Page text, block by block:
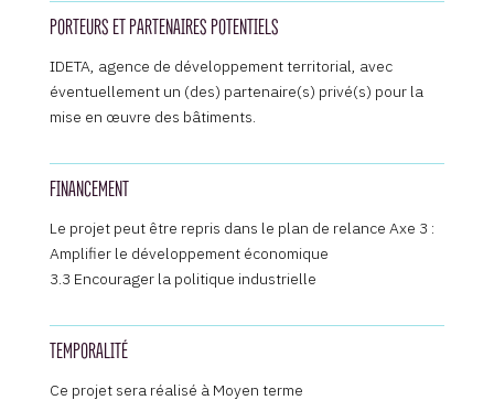
PORTEURS ET PARTENAIRES POTENTIELS
IDETA, agence de développement territorial, avec
éventuellement un (des) partenaire(s) privé(s) pour la
mise en œuvre des bâtiments.
FINANCEMENT
Le projet peut être repris dans le plan de relance Axe 3 :
Amplifier le développement économique
3.3 Encourager la politique industrielle
TEMPORALITÉ
Ce projet sera réalisé à Moyen terme